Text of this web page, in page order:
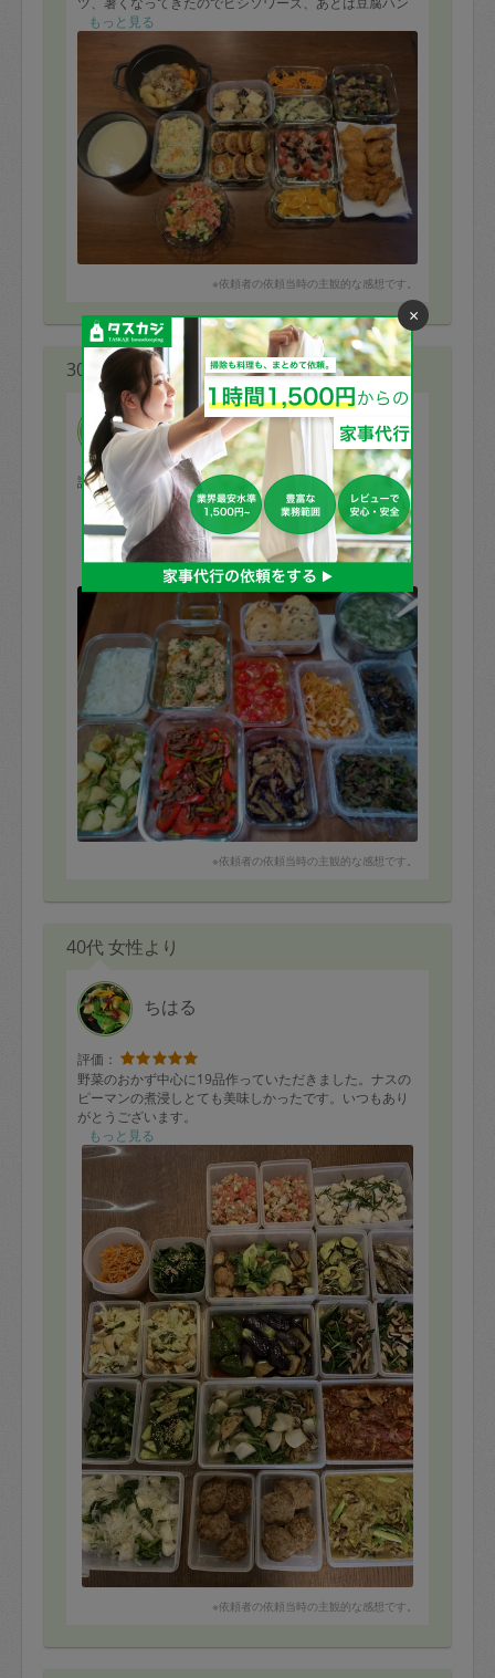
バーグをリクエストしました。
夕食にチキンカツ、ポテトサラダ、食べるサルサソー
ス、ビシソワーズを頂きましたが、全て美味しく、家族
みんなで美味しい美味しいと言いながら食べました！
美味しいだけでなく、自分では思いつかない材料、調味
料の使い方をされるので、参考になります。
また、冷蔵庫、冷凍庫の余ってる材料を発掘し使ってい
ただけるのでとても助かりました。
また次回もお願いいたします。
もっと見る
※依頼者の依頼当時の主観的な感想です。
30代 女性より
tsunkj
評価：
・茄子の梅肉和え
・じゃが芋とピーマンの胡麻和え
・トマトのマリネ
・ディアボラ風チキン
・牛アスパラのオイスター炒め
・スタミナ炒め
・パセリ入りオニオンスープ
・スタバ風クッキー
・【当日追加!】酢玉ねぎ
・【当日追加!】ちくわと長ネギのピリ辛
20日ぶりのタスカジさん!
久しぶりだと、より美味しさ♡ありがたさを実感!ＧＷ明
けの仕事も頑張れます(^^)/
今日はおやつに加え、当日追加も二品作っていただきあ
りがとうございました!
※依頼者の依頼当時の主観的な感想です。
40代 女性より
ちはる
評価：
野菜のおかず中心に19品作っていただきました。ナスの
ピーマンの煮浸しとても美味しかったです。いつもあり
がとうございます。
もっと見る
※依頼者の依頼当時の主観的な感想です。
×